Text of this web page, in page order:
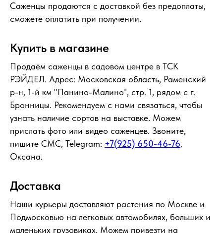
Саженцы продаются с доставкой без предоплаты,
сможете оплатить при получении.
Купить в магазине
Продаём саженцы в садовом центре в ТСК
РЭЙДЕЛ. Адрес: Московская область, Раменский
р-н, 1-й км "Панино-Малино", стр. 1, рядом с г.
Бронницы. Рекомендуем с нами связаться, чтобы
узнать наличие сортов на выставке. Можем
прислать фото или видео саженцев. Звоните,
пишите СМС, Telegram: +7(925) 650-46-76,
Оксана.
Доставка
Наши курьеры доставляют растения по Москве и
Подмосковью на легковых автомобилях, больших и
маленьких грузовиках. Можем привезти на